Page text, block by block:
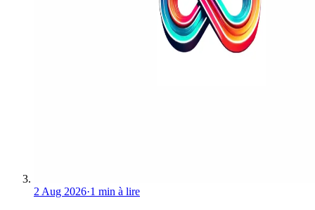
2 Aug 2026·1 min à lire